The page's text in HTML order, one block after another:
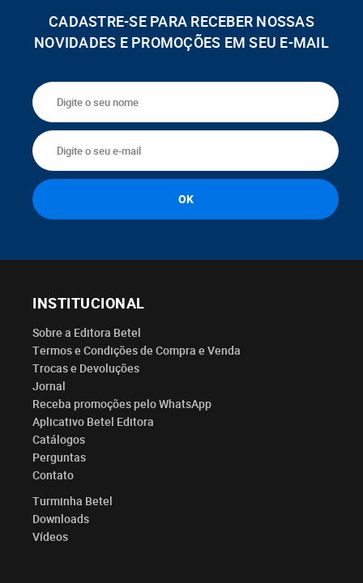
CADASTRE-SE PARA RECEBER NOSSAS
NOVIDADES E PROMOÇÕES EM SEU E-MAIL
INSTITUCIONAL
Sobre a Editora Betel
Termos e Condições de Compra e Venda
Trocas e Devoluções
Jornal
Receba promoções pelo WhatsApp
Aplicativo Betel Editora
Catálogos
Perguntas
Contato
Turminha Betel
Downloads
Vídeos